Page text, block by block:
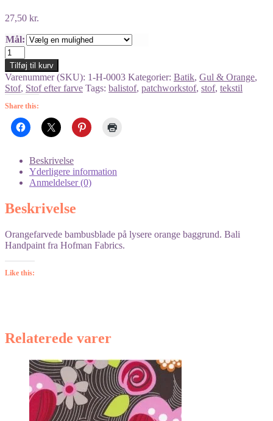
27,50 kr.
Mål:
Orange
bambusblade
-
Bali
handpaint
bomuldsstof
antal
Tilføj til kurv
Varenummer (SKU): 1-H-0003 Kategorier: Batik, Gul & Orange,
Stof, Stof efter farve Tags: balistof, patchworkstof, stof, tekstil
Share this:
Beskrivelse
Yderligere information
Anmeldelser (0)
Beskrivelse
Orangefarvede bambusblade på lysere orange baggrund. Bali
Handpaint fra Hofman Fabrics.
Like this:
Relaterede varer